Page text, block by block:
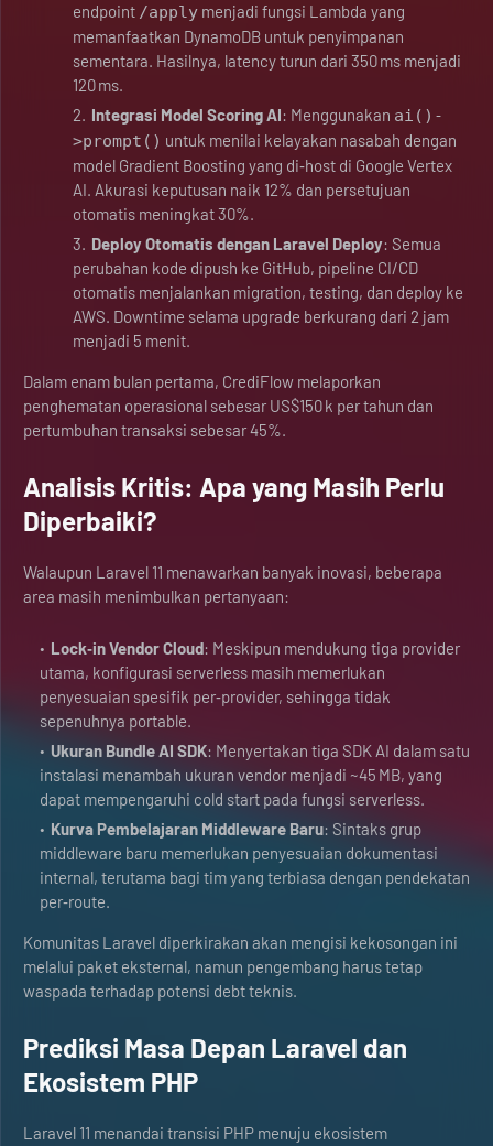
endpoint /apply menjadi fungsi Lambda yang
memanfaatkan DynamoDB untuk penyimpanan
sementara. Hasilnya, latency turun dari 350 ms menjadi
120 ms.
Integrasi Model Scoring AI: Menggunakan ai()-
>prompt() untuk menilai kelayakan nasabah dengan
model Gradient Boosting yang di‑host di Google Vertex
AI. Akurasi keputusan naik 12% dan persetujuan
otomatis meningkat 30%.
Deploy Otomatis dengan Laravel Deploy: Semua
perubahan kode dipush ke GitHub, pipeline CI/CD
otomatis menjalankan migration, testing, dan deploy ke
AWS. Downtime selama upgrade berkurang dari 2 jam
menjadi 5 menit.
Dalam enam bulan pertama, CrediFlow melaporkan
penghematan operasional sebesar US$150 k per tahun dan
pertumbuhan transaksi sebesar 45%.
Analisis Kritis: Apa yang Masih Perlu
Diperbaiki?
Walaupun Laravel 11 menawarkan banyak inovasi, beberapa
area masih menimbulkan pertanyaan:
Lock‑in Vendor Cloud: Meskipun mendukung tiga provider
utama, konfigurasi serverless masih memerlukan
penyesuaian spesifik per‑provider, sehingga tidak
sepenuhnya portable.
Ukuran Bundle AI SDK: Menyertakan tiga SDK AI dalam satu
instalasi menambah ukuran vendor menjadi ~45 MB, yang
dapat mempengaruhi cold start pada fungsi serverless.
Kurva Pembelajaran Middleware Baru: Sintaks grup
middleware baru memerlukan penyesuaian dokumentasi
internal, terutama bagi tim yang terbiasa dengan pendekatan
per‑route.
Komunitas Laravel diperkirakan akan mengisi kekosongan ini
melalui paket eksternal, namun pengembang harus tetap
waspada terhadap potensi debt teknis.
Prediksi Masa Depan Laravel dan
Ekosistem PHP
Laravel 11 menandai transisi PHP menuju ekosistem